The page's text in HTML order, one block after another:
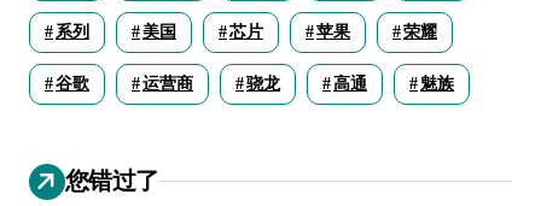
系列 美国 芯片 苹果 荣耀
谷歌 运营商 骁龙 高通 魅族
您错过了